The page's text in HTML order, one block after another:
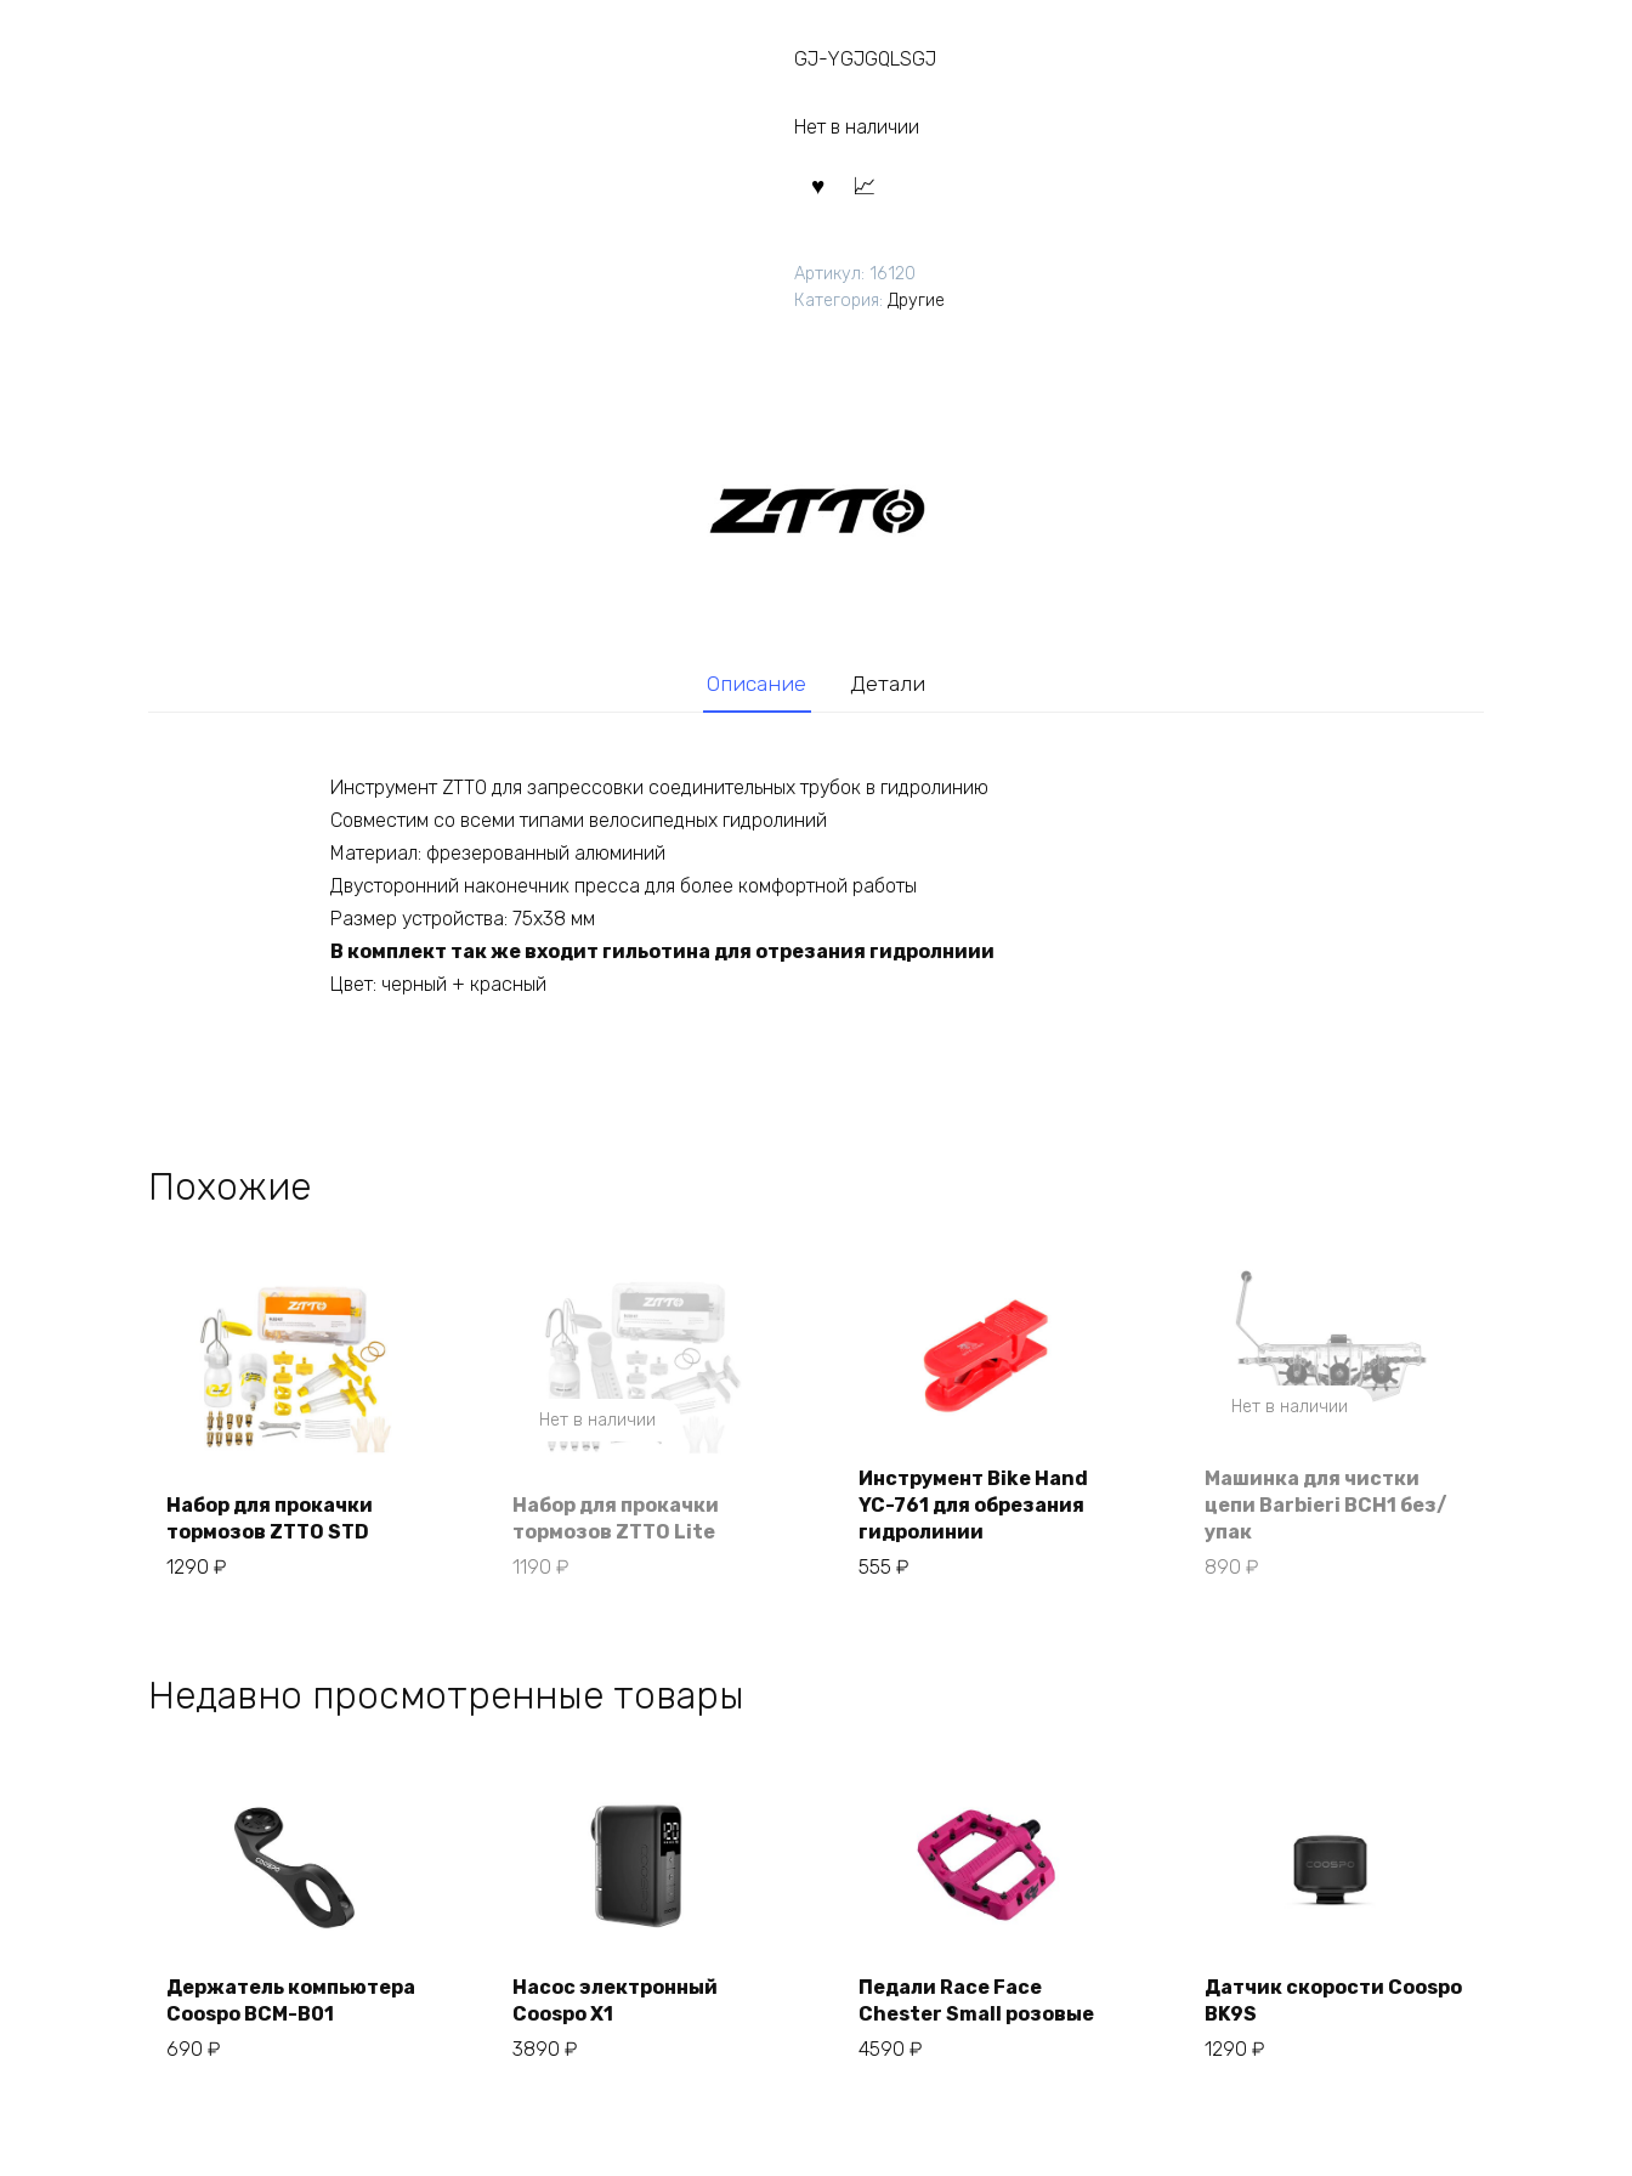
GJ-YGJGQLSGJ
Нет в наличии
Артикул: 16120
Категория: Другие
Описание Детали
Инструмент ZTTO для запрессовки соединительных трубок в гидролинию
Совместим со всеми типами велосипедных гидролиний
Материал: фрезерованный алюминий
Двусторонний наконечник пресса для более комфортной работы
Размер устройства: 75х38 мм
В комплект так же входит гильотина для отрезания гидролниии
Цвет: черный + красный
Похожие
В корзину
Набор для прокачки
тормозов ZTTO STD
1290 ₽
Нет в наличии
Набор для прокачки
тормозов ZTTO Lite
1190 ₽
В корзину
Инструмент Bike Hand
YC-761 для обрезания
гидролинии
555 ₽
Нет в наличии
Машинка для чистки
цепи Barbieri BCH1 без/
упак
890 ₽
Недавно просмотренные товары
Держатель компьютера
Coospo BCM-B01
690 ₽
Насос электронный
Coospo X1
3890 ₽
Педали Race Face
Chester Small розовые
4590 ₽
Датчик скорости Coospo
BK9S
1290 ₽